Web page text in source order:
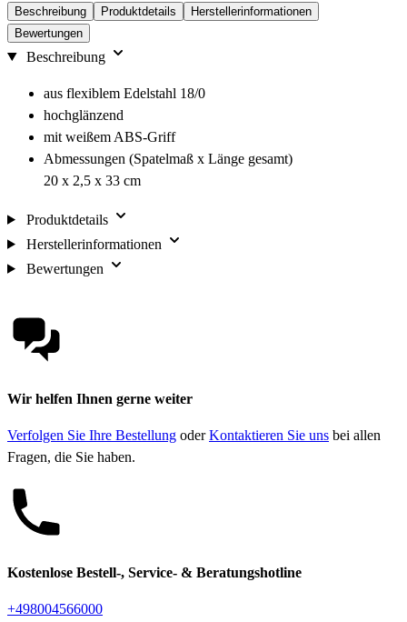
Beschreibung Produktdetails
Herstellerinformationen
Bewertungen
Beschreibung
aus flexiblem Edelstahl 18/0
hochglänzend
mit weißem ABS-Griff
Abmessungen (Spatelmaß x Länge gesamt)
20 x 2,5 x 33 cm
Produktdetails
Herstellerinformationen
Bewertungen
Wir helfen Ihnen gerne weiter
Verfolgen Sie Ihre Bestellung oderKontaktieren Sie uns bei allen
Fragen, die Sie haben.
Kostenlose Bestell-, Service- & Beratungshotline
+498004566000